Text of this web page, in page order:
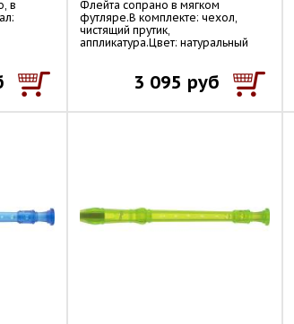
в
Флейта сопрано в мягком
футляре.В комплекте: чехол,
чистящий прутик,
аппликатура.Цвет: натуральный
3 095 руб